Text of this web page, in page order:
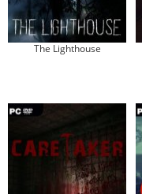
The Lighthouse